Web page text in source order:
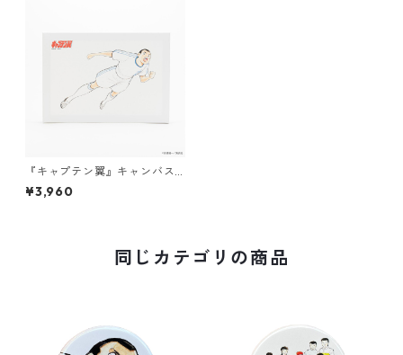
『キャプテン翼』キャンバス
パネル（033）
¥3,960
同じカテゴリの商品